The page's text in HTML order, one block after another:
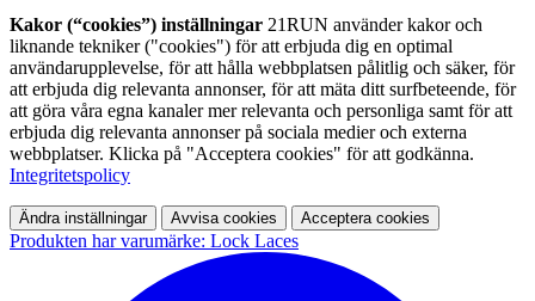
Kakor (“cookies”) inställningar 21RUN använder kakor och
liknande tekniker ("cookies") för att erbjuda dig en optimal
användarupplevelse, för att hålla webbplatsen pålitlig och säker, för
att erbjuda dig relevanta annonser, för att mäta ditt surfbeteende, för
att göra våra egna kanaler mer relevanta och personliga samt för att
erbjuda dig relevanta annonser på sociala medier och externa
webbplatser. Klicka på "Acceptera cookies" för att godkänna.
Integritetspolicy
Ändra inställningar Avvisa cookies Acceptera cookies
Produkten har varumärke: Lock Laces